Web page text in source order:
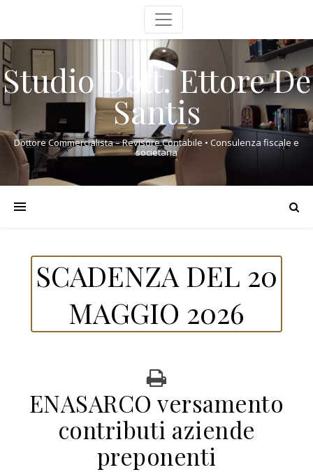
Studio Dott. Ettore De
Santis
Dottore Commercialista – Revisore Contabile • Consulenza fiscale e
societaria
SCADENZA DEL 20
MAGGIO 2026
ENASARCO versamento
contributi aziende
preponenti